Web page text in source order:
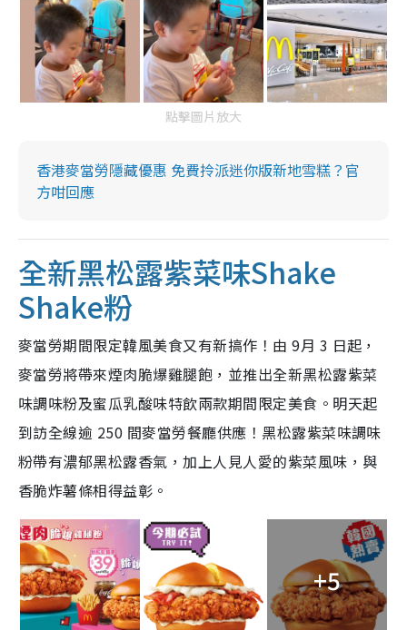
點擊圖片放大
香港麥當勞隱藏優惠 免費拎派迷你版新地雪糕？官
方咁回應
全新黑松露紫菜味Shake
Shake粉
麥當勞期間限定韓風美食又有新搞作！由 9月 3 日起，
麥當勞將帶來煙肉脆爆雞腿飽，並推出全新黑松露紫菜
味調味粉及蜜瓜乳酸味特飲兩款期間限定美食。明天起
到訪全線逾 250 間麥當勞餐廳供應！黑松露紫菜味調味
粉帶有濃郁黑松露香氣，加上人見人愛的紫菜風味，與
香脆炸薯條相得益彰。
+5